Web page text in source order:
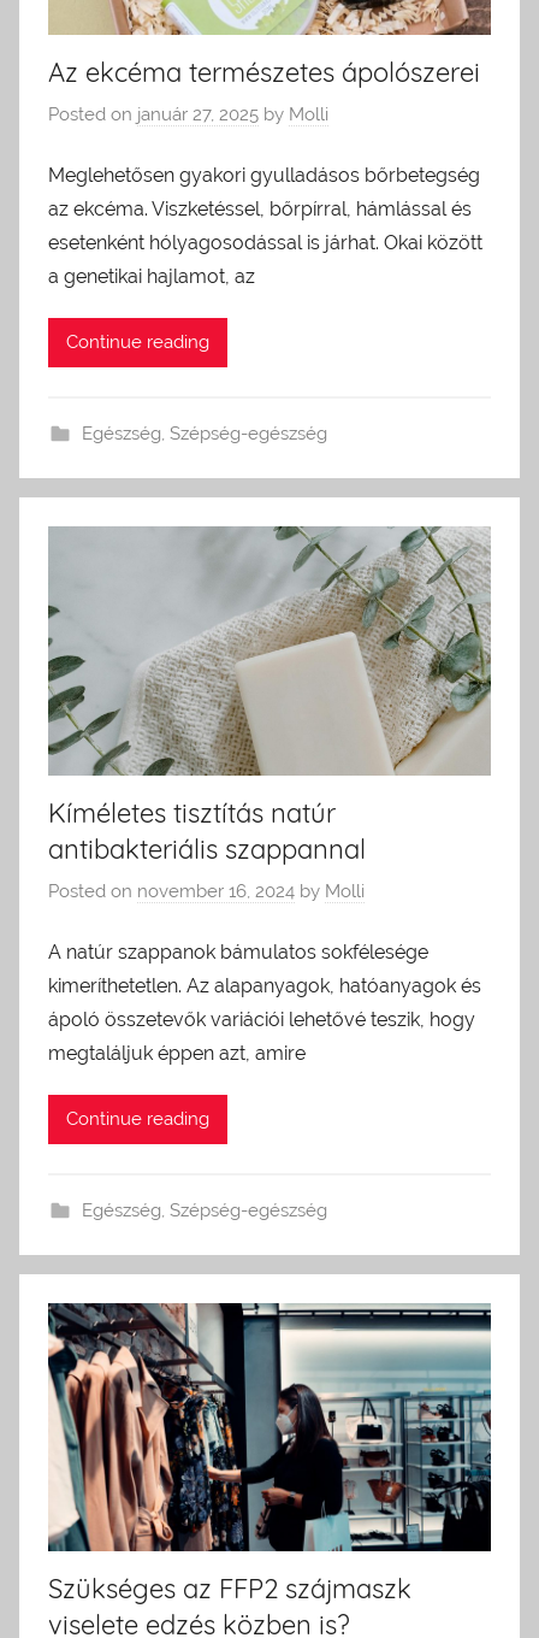
Az ekcéma természetes ápolószerei
Posted on január 27, 2025 by Molli
Meglehetősen gyakori gyulladásos bőrbetegség
az ekcéma. Viszketéssel, bőrpírral, hámlással és
esetenként hólyagosodással is járhat. Okai között
a genetikai hajlamot, az
Continue reading
Egészség Szépség-egészség
Kíméletes tisztítás natúr
antibakteriális szappannal
Posted on november 16, 2024 by Molli
A natúr szappanok bámulatos sokfélesége
kimeríthetetlen. Az alapanyagok, hatóanyagok és
ápoló összetevők variációi lehetővé teszik, hogy
megtaláljuk éppen azt, amire
Continue reading
Egészség Szépség-egészség
Szükséges az FFP2 szájmaszk
viselete edzés közben is?